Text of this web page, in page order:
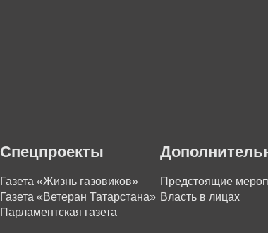
Спецпроекты
Газета «Жизнь газовиков»
Газета «Ветеран Татарстана»
Парламентская газета
Предстоящие
Власть в лицах